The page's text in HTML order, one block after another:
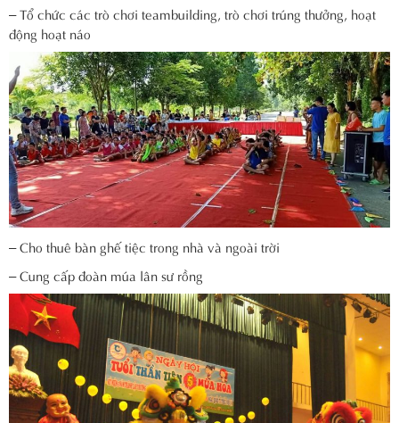
– Tổ chức các trò chơi teambuilding, trò chơi trúng thưởng, hoạt
động hoạt náo
– Cho thuê bàn ghế tiệc trong nhà và ngoài trời
– Cung cấp đoàn múa lân sư rồng